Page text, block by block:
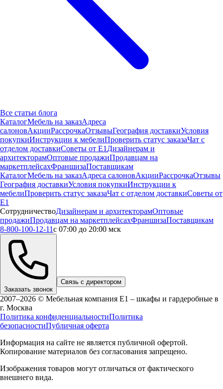
Все статьи блога
КаталогМебель на заказАдреса
салоновАкцииРассрочкаОтзывыГеография доставкиУсловия
покупкиИнструкции к мебелиПроверить статус заказаЧат с
отделом доставкиСоветы от Е1 Дизайнерам и
архитекторамОптовые продажиПродавцам на
маркетплейсахФраншизаПоставщикам
КаталогМебель на заказАдреса салоновАкцииРассрочкаОтзывы
География доставкиУсловия покупкиИнструкции к
мебелиПроверить статус заказаЧат с отделом доставкиСоветы от
Е1
СотрудничествоДизайнерам и архитекторамОптовые
продажиПродавцам на маркетплейсахФраншизаПоставщикам
8-800-100-12-11с 07:00 до 20:00 мск
Заказать звонок
Связь с директором
2007–2026 © Мебельная компания Е1 – шкафы и гардеробные в
г. Москва
Политика конфиденциальностиПолитика
безопасностиПубличная оферта
Информация на сайте не является публичной офертой.
Копирование материалов без согласования запрещено.
Изображения товаров могут отличаться от фактического
внешнего вида.